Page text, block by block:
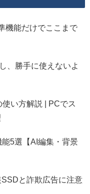
機能だけでここまで
、勝手に使えないよ
い方解説 | PCでス
5選【AI編集・背景
と詐欺広告に注意